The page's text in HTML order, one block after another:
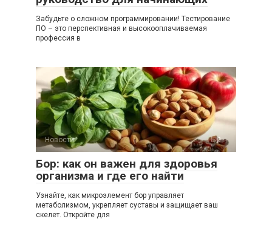
Забудьте о сложном программировании! Тестирование
ПО – это перспективная и высокооплачиваемая
профессия в
Новости 0
Бор: как он важен для здоровья
организма и где его найти
Узнайте, как микроэлемент бор управляет
метаболизмом, укрепляет суставы и защищает ваш
скелет. Откройте для